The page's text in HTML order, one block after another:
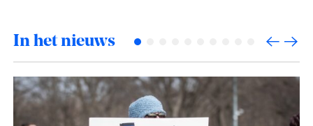
In het nieuws